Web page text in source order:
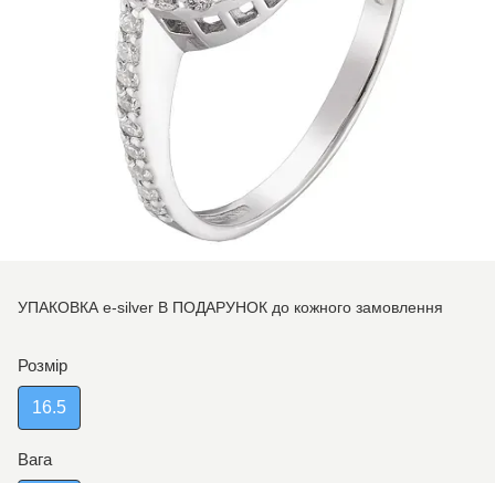
УПАКОВКА e-silver В ПОДАРУНОК до кожного замовлення
Розмір
16.5
Вага